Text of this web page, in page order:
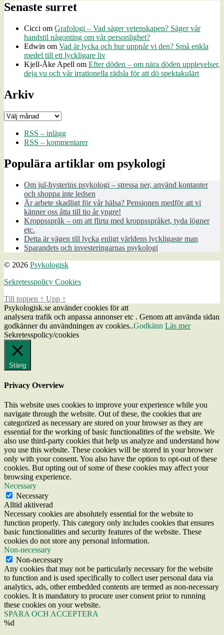
Senaste surret
Cicci om Grafologi – Vad säger vetenskapen? Säger vår
handstil någonting om vår personlighet?
Edwin om Vad är lycka och hur uppnår vi den? Små enkla
medel till ett lyckligare liv
Kjell-Åke Apell om Efter döden – om nära döden upplevelser,
deja vu och vår irrationella rädsla för att dö spektakulärt
Arkiv
Arkiv
RSS – inlägg
RSS – kommentarer
Populära artiklar om psykologi
Om jul-hysterins psykologi – stressa ner, använd kontanter
och shoppa inte ledsen
Är arbete skadligt för vår hälsa? Pensionen medför att vi
känner oss åtta till tio år yngre!
Kroppsspråk – om att flirta med kroppsspråket, tyda lögner
etc.
Detta är vägen till lycka enligt världens lyckligaste man
Sparandets och investeringarnas psykologi
© 2026 Psykologisk
Sekretesspolicy Cookies
Till toppen ↑ Upp ↑
Psykologisk.se använder cookies för att
analysera trafik och anpassa annonser etc . Genom att använda sidan
godkänner du användningen av cookies..Godkänn Läs mer
Sekretesspolicy/cookies
Stäng
Privacy Overview
This website uses cookies to improve your experience while you
navigate through the website. Out of these, the cookies that are
categorized as necessary are stored on your browser as they are
essential for the working of basic functionalities of the website. We
also use third-party cookies that help us analyze and understand how
you use this website. These cookies will be stored in your browser
only with your consent. You also have the option to opt-out of these
cookies. But opting out of some of these cookies may affect your
browsing experience.
Necessary
Necessary
Alltid aktiverad
Necessary cookies are absolutely essential for the website to
function properly. This category only includes cookies that ensures
basic functionalities and security features of the website. These
cookies do not store any personal information.
Non-necessary
Non-necessary
Any cookies that may not be particularly necessary for the website
to function and is used specifically to collect user personal data via
analytics, ads, other embedded contents are termed as non-necessary
cookies. It is mandatory to procure user consent prior to running
these cookies on your website.
SPARA OCH ACCEPTERA
%d